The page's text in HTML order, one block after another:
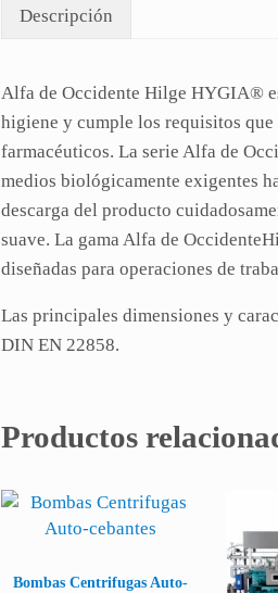
Descripción
Descripción
Alfa de Occidente Hilge HYGIA®
higiene y cumple los requisitos
farmacéuticos. La serie Alfa de
medios biológicamente exigentes
descarga del producto
suave. La gama Alfa de
diseñadas para operaciones de
Las principales dimensiones y
DIN EN 22858.
Productos
Bombas Centrifugas Auto-